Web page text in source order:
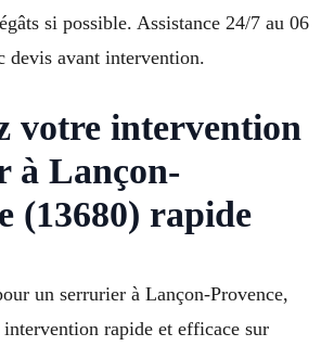
si possible. Assistance 24/7 au 06
devis avant intervention.
votre intervention
à Lançon-
(13680) rapide
un serrurier à Lançon-Provence,
intervention rapide et efficace sur